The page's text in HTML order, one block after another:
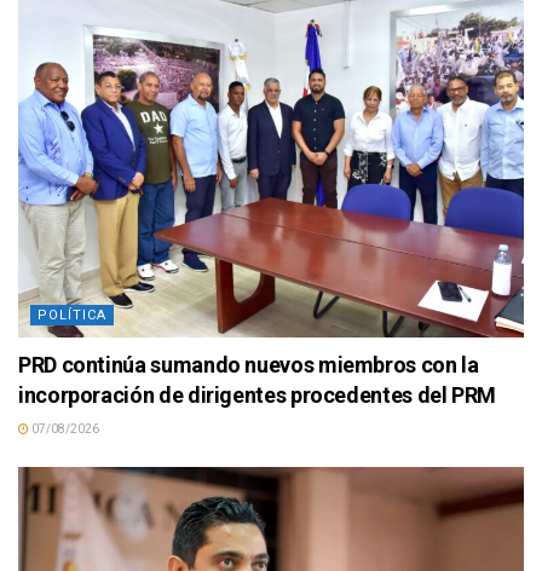
POLÍTICA
PRD continúa sumando nuevos miembros con la
incorporación de dirigentes procedentes del PRM
07/08/2026